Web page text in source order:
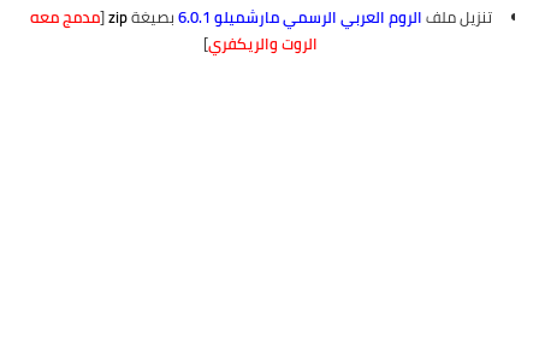
تنزيل ملفالروم العربي الرسمي مارشميلو 6.0.1 بصيغةzip
[مدمج معه
الروت والريكفري]